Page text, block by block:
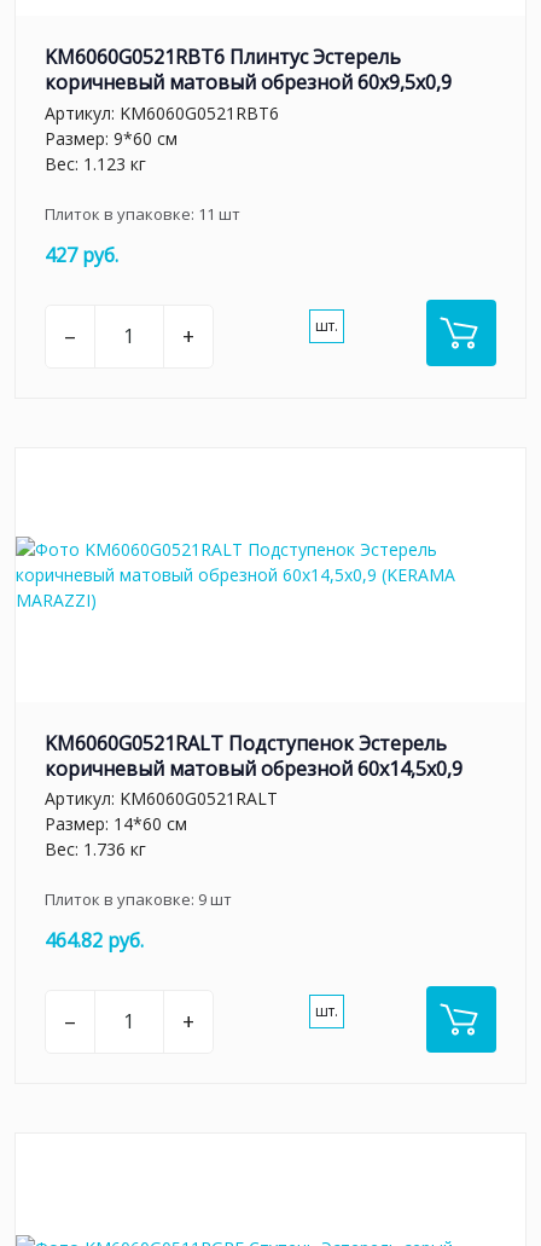
KM6060G0521RBT6 Плинтус Эстерель
коричневый матовый обрезной 60x9,5x0,9
Артикул: KM6060G0521RBT6
Размер: 9*60 см
Вес: 1.123 кг
Плиток в упаковке: 11 шт
427 руб.
– + шт.
KM6060G0521RALT Подступенок Эстерель
коричневый матовый обрезной 60x14,5x0,9
Артикул: KM6060G0521RALT
Размер: 14*60 см
Вес: 1.736 кг
Плиток в упаковке: 9шт
464.82 руб.
– + шт.